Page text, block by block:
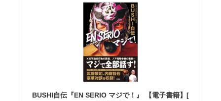
BUSHI自伝『EN SERIO マジで！』 【電子書籍】[